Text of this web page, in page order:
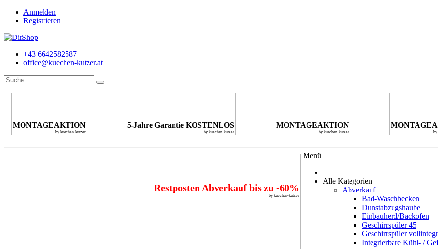
Anmelden
Registrieren
+43 6642582587
office@kuechen-kutzer.at
MONTAGEAKTION
by kuechen-kutzer
5-Jahre Garantie KOSTENLOS
by kuechen-kutzer
MONTAGEAKTION
by kuechen-kutzer by
Restposten Abverkauf bis zu -60%
by kuechen-kutzer
Menü
Alle Kategorien
Abverkauf
Bad-Waschbecken
Dunstabzugshaube
Einbauherd/Backofen
Geschirrspüler 45
Geschirrspüler
Integrierbare Kühl- /